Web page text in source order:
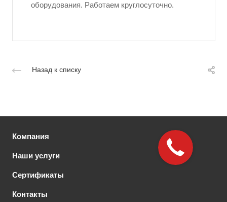
оборудования. Работаем круглосуточно.
Назад к списку
Компания
Наши услуги
Сертификаты
Контакты